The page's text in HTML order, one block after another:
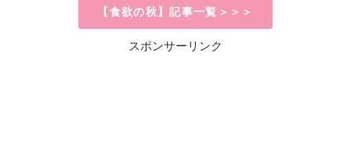
【食欲の秋】記事一覧＞＞＞
スポンサーリンク